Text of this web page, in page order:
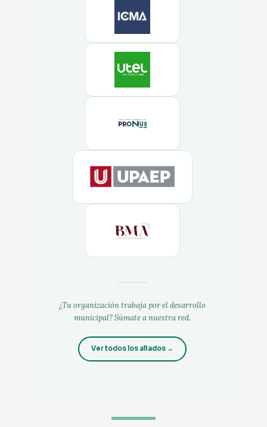
¿Tu organización trabaja por el desarrollo
municipal? Súmate a nuestra red.
Ver todos los aliados →